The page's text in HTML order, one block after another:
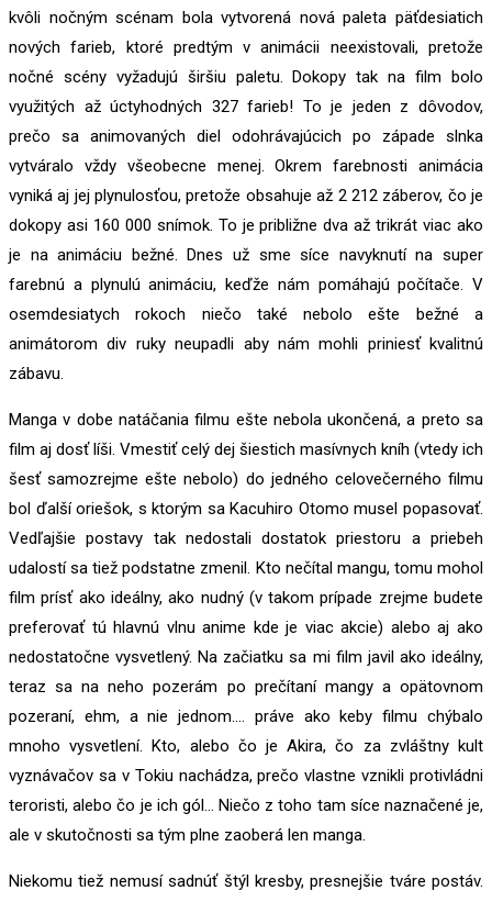
kvôli nočným scénam bola vytvorená nová paleta päťdesiatich
nových farieb, ktoré predtým v animácii neexistovali, pretože
nočné scény vyžadujú širšiu paletu. Dokopy tak na film bolo
využitých až úctyhodných 327 farieb! To je jeden z dôvodov,
prečo sa animovaných diel odohrávajúcich po západe slnka
vytváralo vždy všeobecne menej. Okrem farebnosti animácia
vyniká aj jej plynulosťou, pretože obsahuje až 2 212 záberov, čo je
dokopy asi 160 000 snímok. To je približne dva až trikrát viac ako
je na animáciu bežné. Dnes už sme síce navyknutí na super
farebnú a plynulú animáciu, keďže nám pomáhajú počítače. V
osemdesiatych rokoch niečo také nebolo ešte bežné a
animátorom div ruky neupadli aby nám mohli priniesť kvalitnú
zábavu.
Manga v dobe natáčania filmu ešte nebola ukončená, a preto sa
film aj dosť líši. Vmestiť celý dej šiestich masívnych kníh (vtedy ich
šesť samozrejme ešte nebolo) do jedného celovečerného filmu
bol ďalší oriešok, s ktorým sa Kacuhiro Otomo musel popasovať.
Vedľajšie postavy tak nedostali dostatok priestoru a priebeh
udalostí sa tiež podstatne zmenil. Kto nečítal mangu, tomu mohol
film prísť ako ideálny, ako nudný (v takom prípade zrejme budete
preferovať tú hlavnú vlnu anime kde je viac akcie) alebo aj ako
nedostatočne vysvetlený. Na začiatku sa mi film javil ako ideálny,
teraz sa na neho pozerám po prečítaní mangy a opätovnom
pozeraní, ehm, a nie jednom…. práve ako keby filmu chýbalo
mnoho vysvetlení. Kto, alebo čo je Akira, čo za zvláštny kult
vyznávačov sa v Tokiu nachádza, prečo vlastne vznikli protivládni
teroristi, alebo čo je ich gól… Niečo z toho tam síce naznačené je,
ale v skutočnosti sa tým plne zaoberá len manga.
Niekomu tiež nemusí sadnúť štýl kresby, presnejšie tváre postáv.